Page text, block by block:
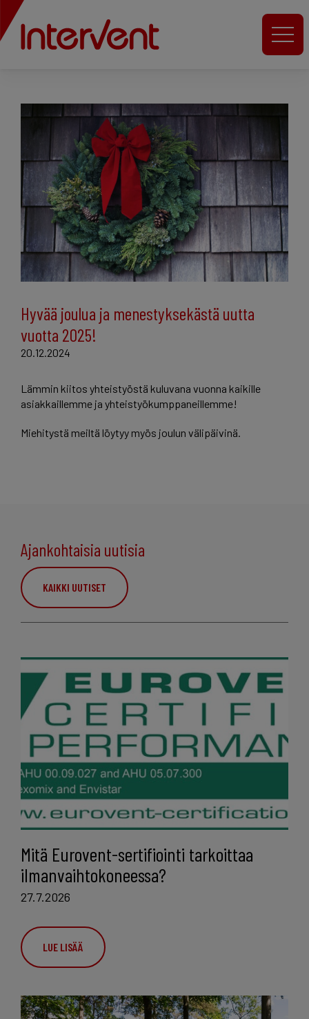
Hyvää joulua ja menestyksekästä uutta
vuotta 2025!
20.12.2024
Lämmin kiitos yhteistyöstä kuluvana vuonna kaikille
asiakkaillemme ja yhteistyökumppaneillemme!
Miehitystä meiltä löytyy myös joulun välipäivinä.
Ajankohtaisia uutisia
KAIKKI UUTISET
Mitä Eurovent-sertifiointi tarkoittaa
ilmanvaihtokoneessa?
27.7.2026
LUE LISÄÄ